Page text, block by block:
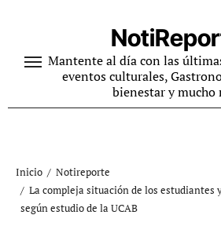
contenidoMantente al día con las
eventos culturales,
bienestar y mucho
Inicio
Notireporte
La compleja situación de los estudiantes
según estudio de la UCAB